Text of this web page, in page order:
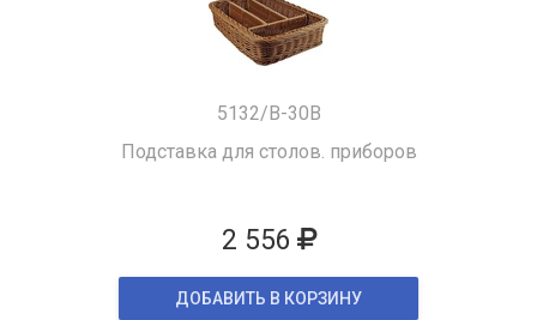
5132/B-30B
Подставка для столов. приборов
2 556
ДОБАВИТЬ В КОРЗИНУ